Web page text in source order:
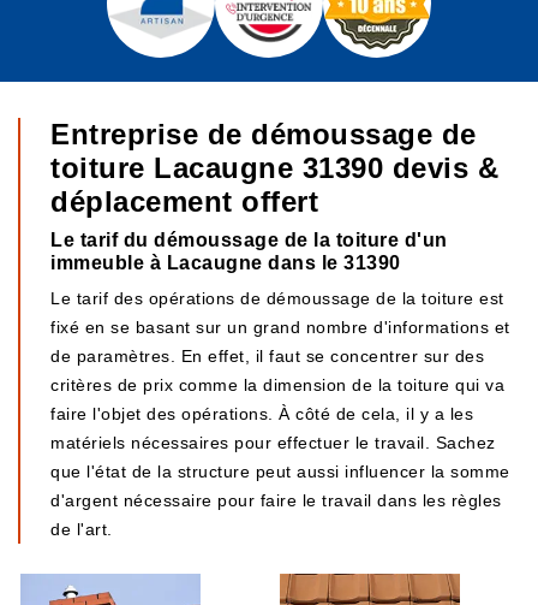
Entreprise de démoussage de
toiture Lacaugne 31390 devis &
déplacement offert
Le tarif du démoussage de la toiture d'un
immeuble à Lacaugne dans le 31390
Le tarif des opérations de démoussage de la toiture est
fixé en se basant sur un grand nombre d'informations et
de paramètres. En effet, il faut se concentrer sur des
critères de prix comme la dimension de la toiture qui va
faire l'objet des opérations. À côté de cela, il y a les
matériels nécessaires pour effectuer le travail. Sachez
que l'état de la structure peut aussi influencer la somme
d'argent nécessaire pour faire le travail dans les règles
de l'art.